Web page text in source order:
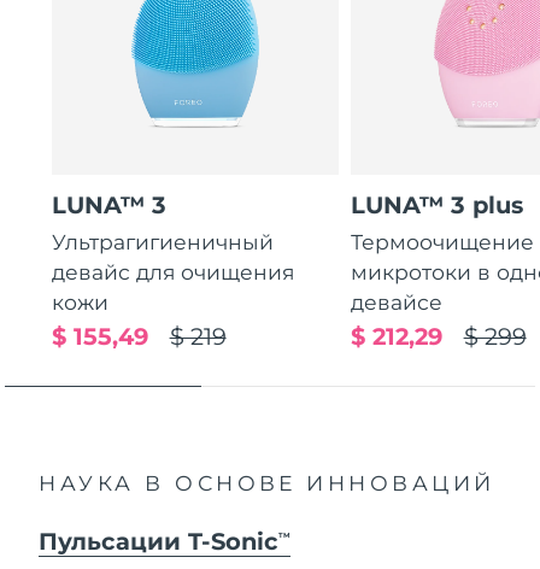
LUNA™ 3
Ультрагигиеничный
девайс для очищения
кожи
$ 219
$ 155,49
LUNA™ 3 plus
Термоочищение
микротоки в
девайсе
$ 299
$ 212,29
НАУКА В ОСНОВЕ ИННОВАЦИЙ
Пульсации T-SonicTM